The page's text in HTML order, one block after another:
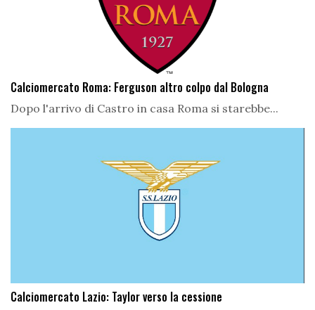
Calciomercato Roma: Ferguson altro colpo dal Bologna
Dopo l'arrivo di Castro in casa Roma si starebbe...
Calciomercato Lazio: Taylor verso la cessione